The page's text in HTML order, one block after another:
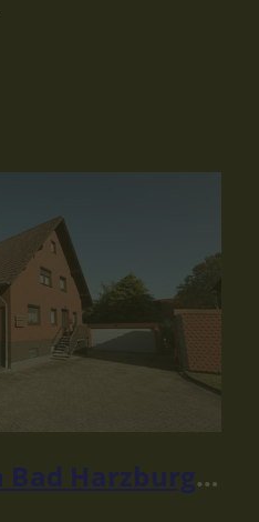
Haus kaufen in Bad Harzburg: Gepflegtes Ein- bis Zweifamilienhaus mit großem Grundstück!